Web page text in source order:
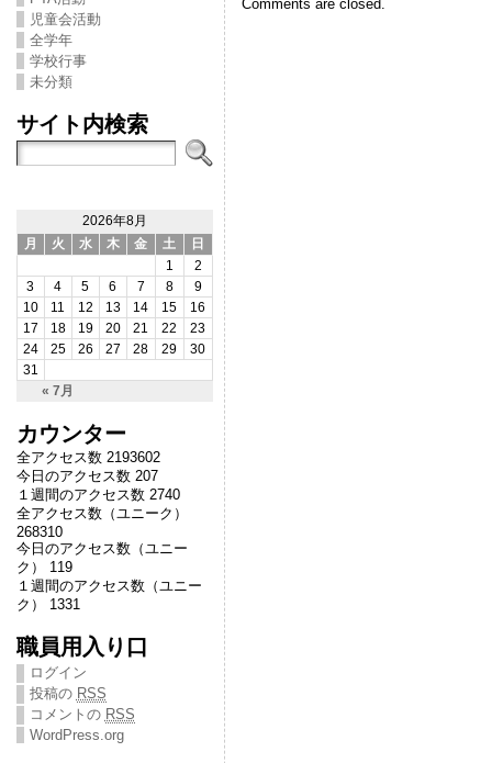
児童会活動
全学年
学校行事
未分類
サイト内検索
2026年8月
月
火 水 木 金 土 日
« 7月
1
2
3
4 5 6 7 8
9
10
11 12 13 14 15
16
17
18 19 20 21 22
23
24
25 26 27 28 29
30
31
カウンター
全アクセス数 2193602
今日のアクセス数 207
１週間のアクセス数 2740
全アクセス数（ユニーク）
268310
今日のアクセス数（ユニー
ク） 119
１週間のアクセス数（ユニー
ク） 1331
職員用入り口
ログイン
投稿の RSS
コメントの RSS
WordPress.org
Comments are closed.